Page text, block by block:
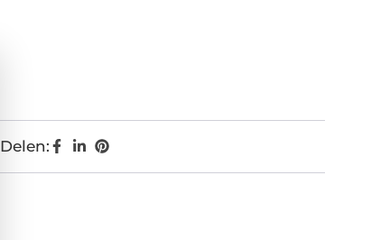
Delen: